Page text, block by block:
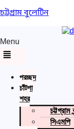
চট্টগ্রাম বুলেটিন
Menu
প্রচ্ছদ
চাঁটগা
শহর
চট্টগ্রাম
সিএমপি